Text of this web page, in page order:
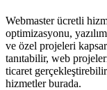
Webmaster ücretli
optimizasyonu,
ve özel projeleri
tanıtabilir, web
ticaret
hizmetler burada.